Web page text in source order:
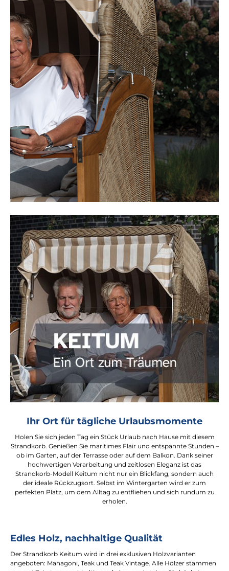
Ihr Ort für tägliche Urlaubsmomente
Holen Sie sich jeden Tag ein Stück Urlaub nach Hause mit diesem
Strandkorb. Genießen Sie maritimes Flair und entspannte Stunden –
ob im Garten, auf der Terrasse oder auf dem Balkon. Dank seiner
hochwertigen Verarbeitung und zeitlosen Eleganz ist das
Strandkorb-Modell Keitum nicht nur ein Blickfang, sondern auch
der ideale Rückzugsort. Selbst im Wintergarten wird er zum
perfekten Platz, um dem Alltag zu entfliehen und sich rundum zu
erholen.
Edles Holz, nachhaltige Qualität
Der Strandkorb Keitum wird in drei exklusiven Holzvarianten
angeboten: Mahagoni, Teak und Teak Vintage. Alle Hölzer stammen